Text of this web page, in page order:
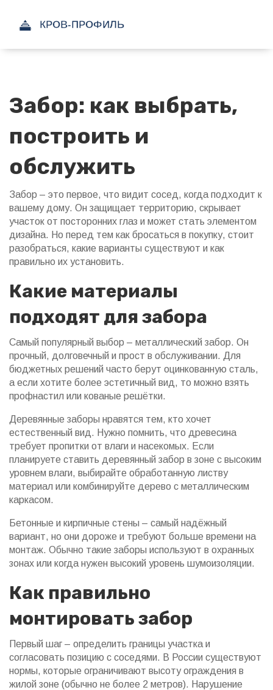
Забор: как выбрать,
построить и
обслужить
Забор – это первое, что видит сосед, когда подходит к
вашему дому. Он защищает территорию, скрывает
участок от посторонних глаз и может стать элементом
дизайна. Но перед тем как бросаться в покупку, стоит
разобраться, какие варианты существуют и как
правильно их установить.
Какие материалы
подходят для забора
Самый популярный выбор – металлический забор. Он
прочный, долговечный и прост в обслуживании. Для
бюджетных решений часто берут оцинкованную сталь,
а если хотите более эстетичный вид, то можно взять
профнастил или кованые решётки.
Деревянные заборы нравятся тем, кто хочет
естественный вид. Нужно помнить, что древесина
требует пропитки от влаги и насекомых. Если
планируете ставить деревянный забор в зоне с высоким
уровнем влаги, выбирайте обработанную листву
материал или комбинируйте дерево с металлическим
каркасом.
Бетонные и кирпичные стены – самый надёжный
вариант, но они дороже и требуют больше времени на
монтаж. Обычно такие заборы используют в охранных
зонах или когда нужен высокий уровень шумоизоляции.
Как правильно
монтировать забор
Первый шаг – определить границы участка и
согласовать позицию с соседями. В России существуют
нормы, которые ограничивают высоту ограждения в
жилой зоне (обычно не более 2 метров). Нарушение